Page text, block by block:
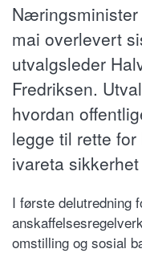
Næringsminister
mai overlevert
utvalgsleder
Fredriksen.
hvordan
legge til rette
ivareta
I første delutredning
omstilling og sosial